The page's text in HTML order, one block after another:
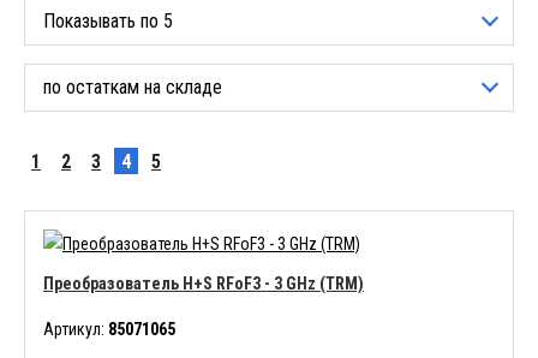
Показывать по 5
по остаткам на складе
1 2 3 4 5
Преобразователь H+S RFoF3 - 3 GHz (TRM)
Артикул: 85071065